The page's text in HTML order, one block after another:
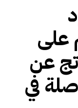
على
عن
في